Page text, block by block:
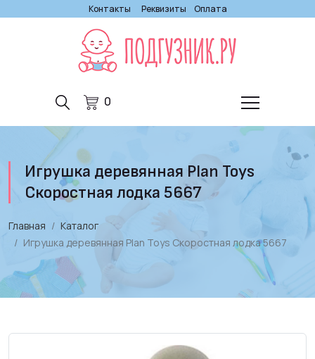
Контакты Реквизиты Оплата
0
Игрушка деревянная Plan Toys
Скоростная лодка 5667
Главная
Каталог
Игрушка деревянная Plan Toys Скоростная лодка 5667